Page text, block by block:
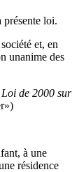
loi.
et, en
unanime des
Loi de 2000 sur
à une
résidence